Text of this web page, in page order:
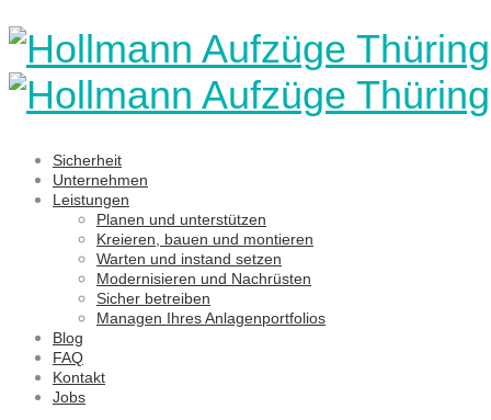
Sicherheit
Unternehmen
Leistungen
Planen und unterstützen
Kreieren, bauen und montieren
Warten und instand setzen
Modernisieren und Nachrüsten
Sicher betreiben
Managen Ihres Anlagenportfolios
Blog
FAQ
Kontakt
Jobs